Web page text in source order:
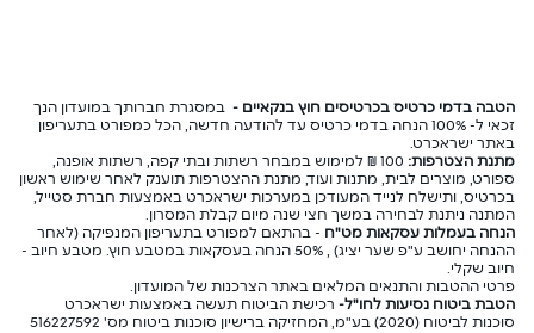
הטבה בדמי כרטיס בכרטיסים חוץ בנקאיים - במסגרת חברותך במועדון הנך
זכאי ל- 100% הנחה בדמי כרטיס עד להודעה חדשה, הכל כמפורט בתעריפון
באתר ישראכרט.
מתנת הצטרפות:
100 ₪ למימוש במבחר רשתות ובתי קפה, רשתות אופנה,
ספורט, מוצרים לבית, מתנות ועוד, מתנת ההצטרפות תוענק לאחר שימוש ראשון
בכרטיס, ותישלח לנייד המעודכן במערכות ישראכרט באמצעות חברת סטייל,
המתנה ניתנת לבחירה במשך חצי שנה מיום קבלת המסרון.
הנחה בעמלות עסקאות מט"ח - בהתאם למפורט בתעריפון המנפיקה (לאחר
ההנחה יחושב ע"פ שער יציג) , 50% הנחה בעסקאות במטבע חוץ. מטבע חיוב -
חיוב שקלי.
פרטי ההטבות והתנאים המלאים באתר הצרכנות של המועדון.
הטבת ביטוח נסיעות לחו"ל- רכישת הביטוח תעשה באמצעות ישראכרט
סוכנות לביטוח (2020) בע"מ, המחזיקה ברישיון סוכנות ביטוח מס' 516227592